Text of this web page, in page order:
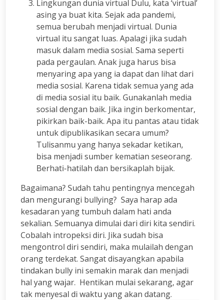
Lingkungan dunia virtual Dulu, kata ‘virtual’
asing ya buat kita. Sejak ada pandemi,
semua berubah menjadi virtual. Dunia
virtual itu sangat luas. Apalagi jika sudah
masuk dalam media sosial. Sama seperti
pada pergaulan. Anak juga harus bisa
menyaring apa yang ia dapat dan lihat dari
media sosial. Karena tidak semua yang ada
di media sosial itu baik. Gunakanlah media
sosial dengan baik. Jika ingin berkomentar,
pikirkan baik-baik. Apa itu pantas atau tidak
untuk dipublikasikan secara umum?
Tulisanmu yang hanya sekadar ketikan,
bisa menjadi sumber kematian seseorang.
Berhati-hatilah dan bersikaplah bijak.
Bagaimana? Sudah tahu pentingnya mencegah
dan mengurangi bullying? Saya harap ada
kesadaran yang tumbuh dalam hati anda
sekalian. Semuanya dimulai dari diri kita sendiri.
Cobalah intropeksi diri. Jika sudah bisa
mengontrol diri sendiri, maka mulailah dengan
orang terdekat. Sangat disayangkan apabila
tindakan bully ini semakin marak dan menjadi
hal yang wajar. Hentikan mulai sekarang, agar
tak menyesal di waktu yang akan datang.